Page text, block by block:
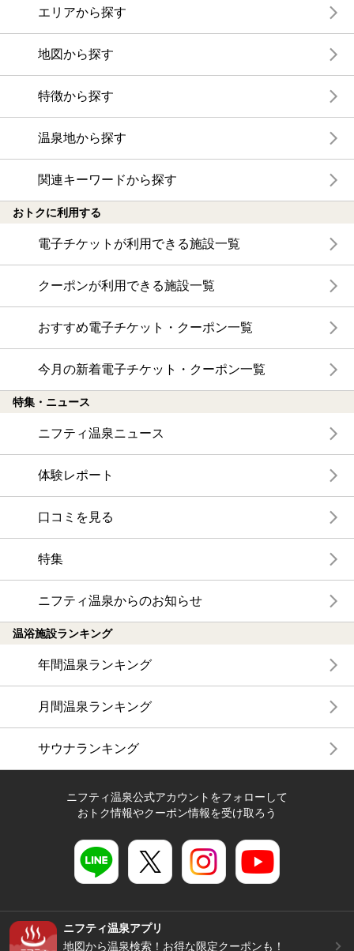
エリアから探す
地図から探す
特徴から探す
温泉地から探す
関連キーワードから探す
おトクに利用する
電子チケットが利用できる施設一覧
クーポンが利用できる施設一覧
おすすめ電子チケット・クーポン一覧
今月の新着電子チケット・クーポン一覧
特集・ニュース
ニフティ温泉ニュース
体験レポート
口コミを見る
特集
ニフティ温泉からのお知らせ
温浴施設ランキング
年間温泉ランキング
月間温泉ランキング
サウナランキング
ニフティ温泉公式アカウントをフォローして
おトク情報やクーポン情報を受け取ろう
ニフティ温泉アプリ
地図から温泉検索！お得な限定クーポンも！